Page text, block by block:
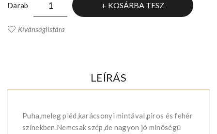
Darab KOSÁRBA TESZ
Kívánságlistára
LEÍRÁS
Puha,meleg pléd,karácsonyi mintával,piros és fehér
színekben.Nemcsak szép,de nagyon jó minőségű